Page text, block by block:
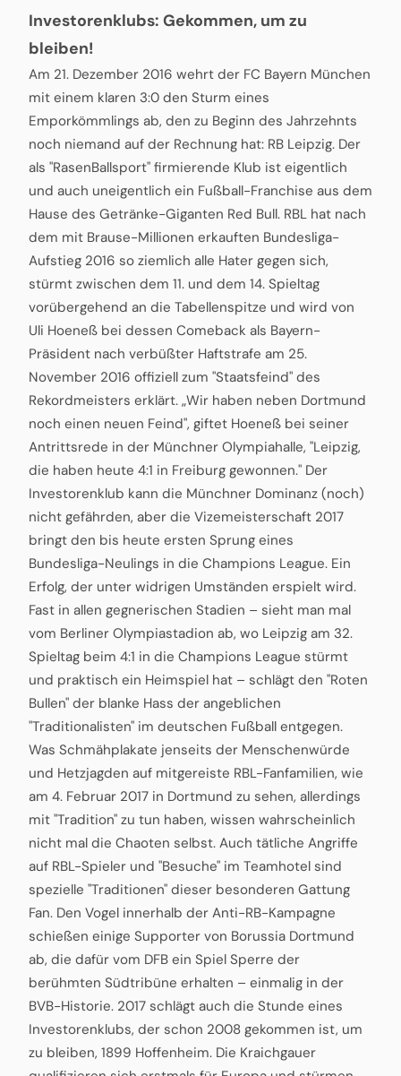
Investorenklubs: Gekommen, um zu
bleiben!
Am 21. Dezember 2016 wehrt der FC Bayern München
mit einem klaren 3:0 den Sturm eines
Emporkömmlings ab, den zu Beginn des Jahrzehnts
noch niemand auf der Rechnung hat: RB Leipzig. Der
als "RasenBallsport" firmierende Klub ist eigentlich
und auch uneigentlich ein Fußball-Franchise aus dem
Hause des Getränke-Giganten Red Bull. RBL hat nach
dem mit Brause-Millionen erkauften Bundesliga-
Aufstieg 2016 so ziemlich alle Hater gegen sich,
stürmt zwischen dem 11. und dem 14. Spieltag
vorübergehend an die Tabellenspitze und wird von
Uli Hoeneß bei dessen Comeback als Bayern-
Präsident nach verbüßter Haftstrafe am 25.
November 2016 offiziell zum "Staatsfeind" des
Rekordmeisters erklärt. „Wir haben neben Dortmund
noch einen neuen Feind", giftet Hoeneß bei seiner
Antrittsrede in der Münchner Olympiahalle, "Leipzig,
die haben heute 4:1 in Freiburg gewonnen." Der
Investorenklub kann die Münchner Dominanz (noch)
nicht gefährden, aber die Vizemeisterschaft 2017
bringt den bis heute ersten Sprung eines
Bundesliga-Neulings in die Champions League. Ein
Erfolg, der unter widrigen Umständen erspielt wird.
Fast in allen gegnerischen Stadien – sieht man mal
vom Berliner Olympiastadion ab, wo Leipzig am 32.
Spieltag beim 4:1 in die Champions League stürmt
und praktisch ein Heimspiel hat – schlägt den "Roten
Bullen" der blanke Hass der angeblichen
"Traditionalisten" im deutschen Fußball entgegen.
Was Schmähplakate jenseits der Menschenwürde
und Hetzjagden auf mitgereiste RBL-Fanfamilien, wie
am 4. Februar 2017 in Dortmund zu sehen, allerdings
mit "Tradition" zu tun haben, wissen wahrscheinlich
nicht mal die Chaoten selbst. Auch tätliche Angriffe
auf RBL-Spieler und "Besuche" im Teamhotel sind
spezielle "Traditionen" dieser besonderen Gattung
Fan. Den Vogel innerhalb der Anti-RB-Kampagne
schießen einige Supporter von Borussia Dortmund
ab, die dafür vom DFB ein Spiel Sperre der
berühmten Südtribüne erhalten – einmalig in der
BVB-Historie. 2017 schlägt auch die Stunde eines
Investorenklubs, der schon 2008 gekommen ist, um
zu bleiben, 1899 Hoffenheim. Die Kraichgauer